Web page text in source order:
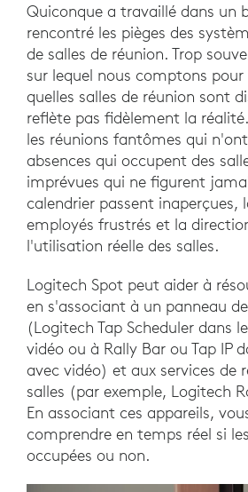
Quiconque a travaillé dans un
rencontré les pièges des
de salles de réunion. Trop
sur lequel nous comptons
quelles salles de réunion sont
reflète pas fidèlement la
les réunions fantômes qui
absences qui occupent des
imprévues qui ne figurent
calendrier passent inaperçues,
employés frustrés et la
l'utilisation réelle des salles.
Logitech Spot peut aider à
en s'associant à un panneau
(Logitech Tap Scheduler dans
vidéo ou à Rally Bar ou Tap IP
avec vidéo) et aux services de
salles (par exemple, Logitech
En associant ces appareils,
comprendre en temps réel si
occupées ou non.